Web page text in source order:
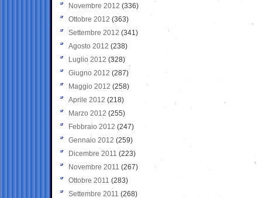
Novembre 2012 (336)
Ottobre 2012 (363)
Settembre 2012 (341)
Agosto 2012 (238)
Luglio 2012 (328)
Giugno 2012 (287)
Maggio 2012 (258)
Aprile 2012 (218)
Marzo 2012 (255)
Febbraio 2012 (247)
Gennaio 2012 (259)
Dicembre 2011 (223)
Novembre 2011 (267)
Ottobre 2011 (283)
Settembre 2011 (268)